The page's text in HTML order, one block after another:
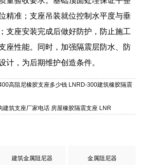
精准；支座吊装就位控制水平度与垂
支座安装完成后做好防护，防止施工
座性能。同时，加强隔震层防水、防
计，为后期维护创造条件。
高阻尼橡胶支座多少钱 LNRD-300建筑橡胶隔震
建筑支座厂家电话 房屋橡胶隔震支座 LNR
建筑金属阻尼器 金属阻尼器